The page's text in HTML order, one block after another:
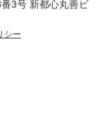
新宿3丁目8番3号 新都心
3号 新都心丸善ビ
シー